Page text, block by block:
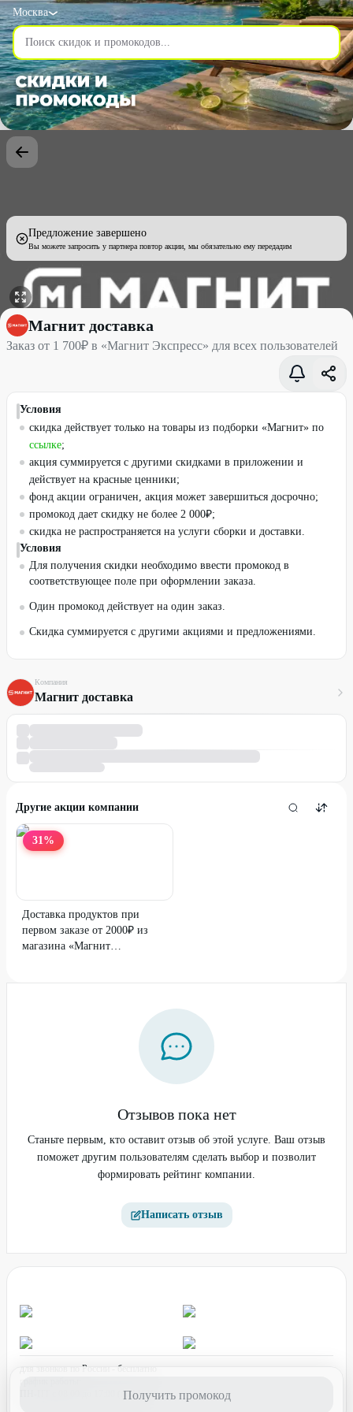
Москва
Предложение завершено
Вы можете запросить у партнера повтор акции, мы обязательно ему передадим
Заказ от 1 700₽ в «Магнит Экспресс» для всех пользователей
Магнит доставка
Заказ от 1 700₽ в «Магнит Экспресс» для всех пользователей
Условия
скидка действует только на товары из подборки «Магнит» по
ссылке;
акция суммируется с другими скидками в приложении и
действует на красные ценники;
фонд акции ограничен, акция может завершиться досрочно;
промокод дает скидку не более 2 000₽;
скидка не распространяется на услуги сборки и доставки.
Условия
Для получения скидки необходимо ввести промокод в
соответствующее поле при оформлении заказа.
Один промокод действует на один заказ.
Скидка суммируется с другими акциями и предложениями.
Получить промокод
Компания
Магнит доставка
Другие акции компании
31%
Доставка продуктов при
первом заказе от 2000₽ из
магазина «Магнит
Отзывов пока нет
Станьте первым, кто оставит отзыв об этой услуге. Ваш отзыв
поможет другим пользователям сделать выбор и позволит
формировать рейтинг компании.
Написать отзыв
для звонков по России - бесплатно
ПН-ПТ с 08:00 до 17:00 (по МСК)